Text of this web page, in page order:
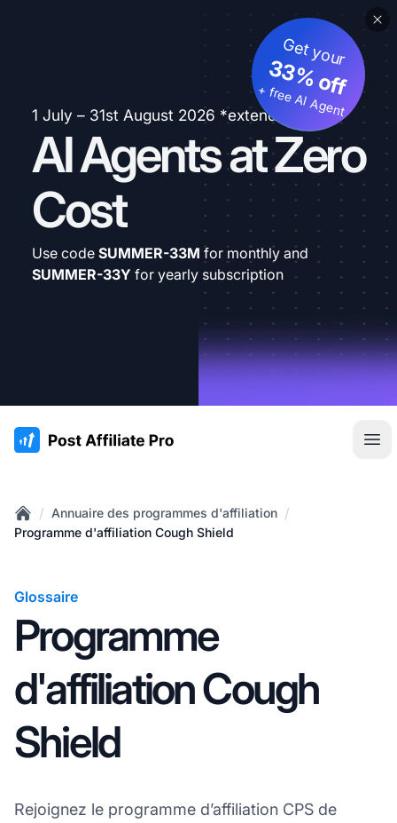
1 July – 31st August 2026 *extended
AI Agents at Zero
Cost
Get your
33% off
+ free AI Agent
Use code SUMMER-33M for monthly and
SUMMER-33Y for yearly subscription
:site.title
Home
/ Annuaire des programmes d'affiliation /
Programme d'affiliation Cough Shield
Glossaire
Programme
d'affiliation Cough
Shield
Rejoignez le programme d’affiliation CPS de